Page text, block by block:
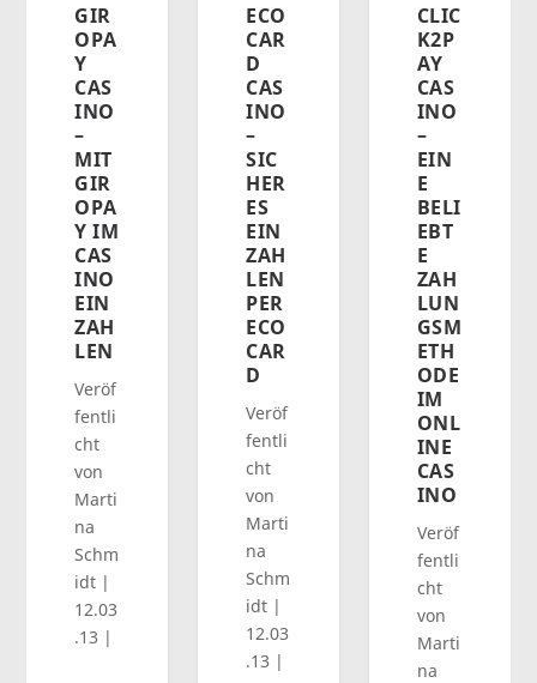
GIR
OPA
Y
CAS
INO
–
MIT
GIR
OPA
Y IM
CAS
INO
EIN
ZAH
LEN
Veröf
fentli
cht
von
Marti
na
Schm
idt |
12.03
.13 |
ECO
CAR
D
CAS
INO
–
SIC
HER
ES
EIN
ZAH
LEN
PER
ECO
CAR
D
Veröf
fentli
cht
von
Marti
na
Schm
idt |
12.03
.13 |
CLIC
K2P
AY
CAS
INO
–
EIN
E
BELI
EBT
E
ZAH
LUN
GSM
ETH
ODE
IM
ONL
INE
CAS
INO
Veröf
fentli
cht
von
Marti
na